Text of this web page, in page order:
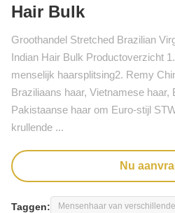
Hair Bulk
Groothandel Stretched Brazilian
Indian Hair Bulk Productoverzicht
menselijk haarsplitsing2. Remy
Braziliaans haar, Vietnamese haar,
Pakistaanse haar om Euro-stijl
krullende ...
Nu
Taggen: Mensenhaar van